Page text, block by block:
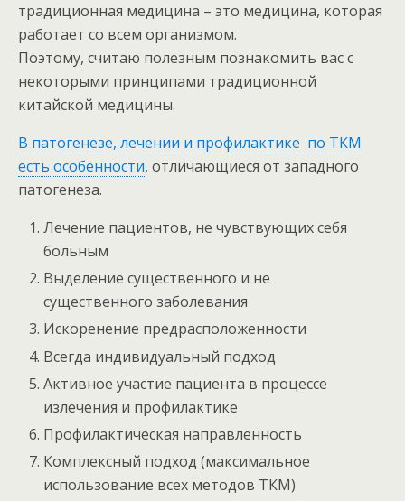
традиционная медицина – это медицина, которая
работает со всем организмом.
Поэтому, считаю полезным познакомить вас с
некоторыми принципами традиционной
китайской медицины.
В патогенезе, лечении и профилактике по ТКМ
есть особенности, отличающиеся от западного
патогенеза.
Лечение пациентов, не чувствующих себя
больным
Выделение существенного и не
существенного заболевания
Искоренение предрасположенности
Всегда индивидуальный подход
Активное участие пациента в процессе
излечения и профилактике
Профилактическая направленность
Комплексный подход (максимальное
использование всех методов ТКМ)